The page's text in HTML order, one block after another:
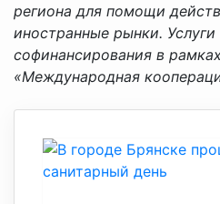
региона для помощи
иностранные рынки.
софинансирования в
«Международная